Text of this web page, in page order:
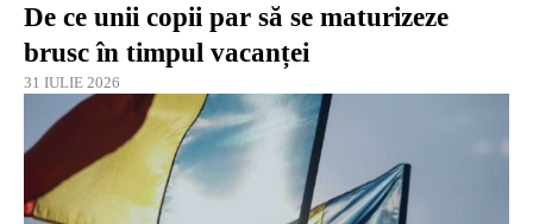
De ce unii copii par să se maturizeze
brusc în timpul vacanței
31 IULIE 2026